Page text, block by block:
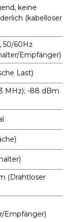
keine
(kabelloser
50/60Hz
Empfänger)
Last)
MHz); -88 dBm
(Drahtloser
Empfänger)